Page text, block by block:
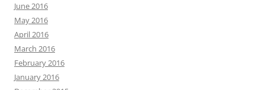
June 2016
May 2016
April 2016
March 2016
February 2016
January 2016